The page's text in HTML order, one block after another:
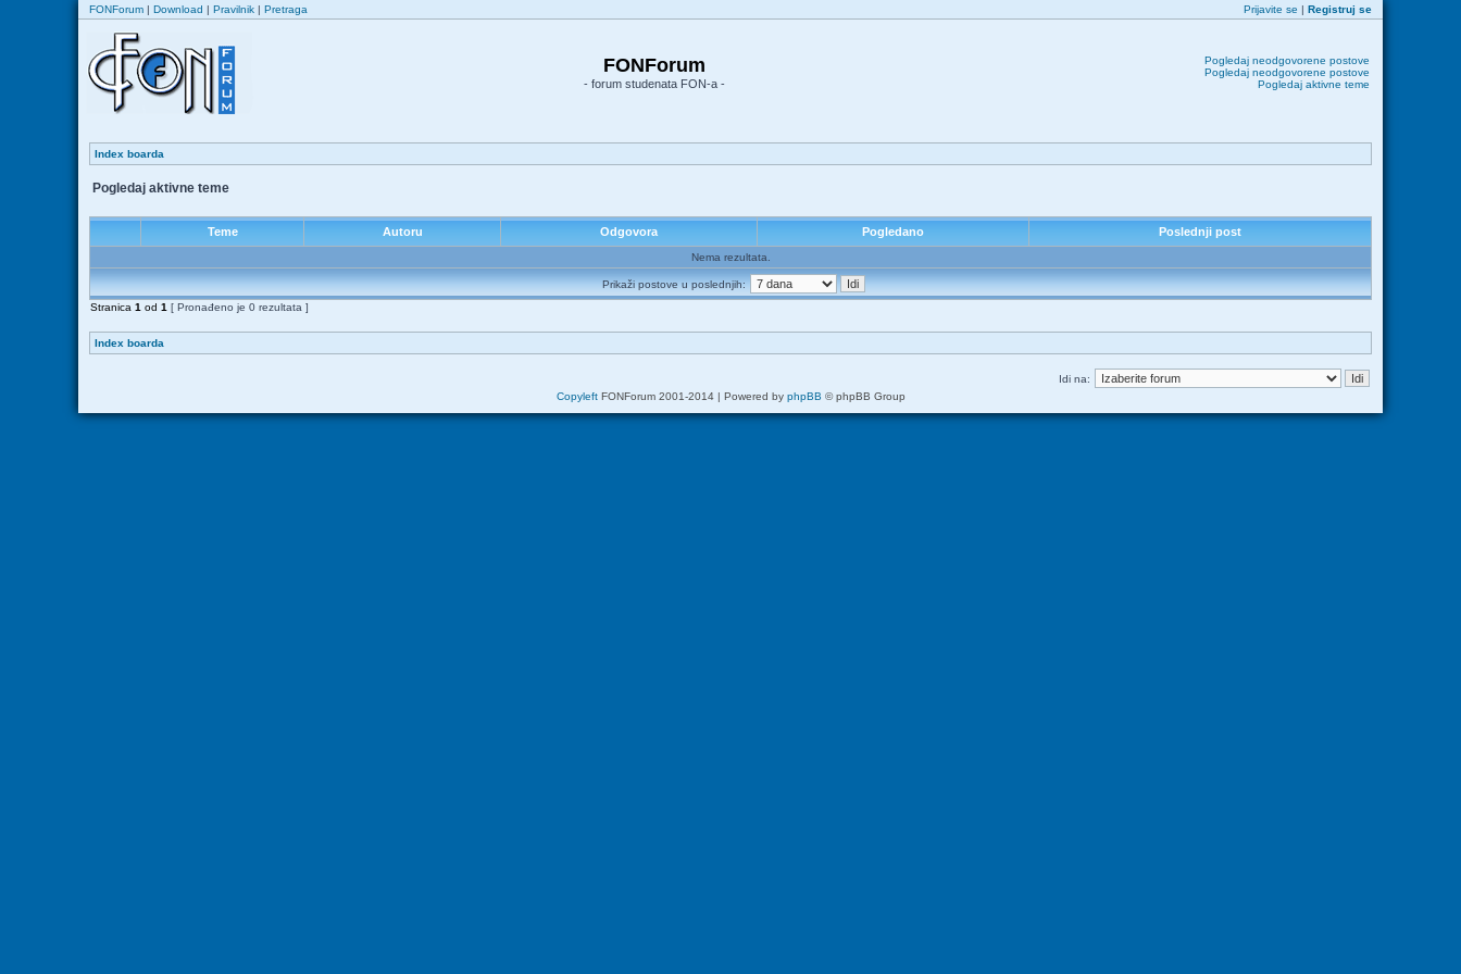
FONForum | Download | Pravilnik | Pretraga Prijavite se | Registruj se
FONForum
- forum studenata FON-a -
Pogledaj neodgovorene postove
Pogledaj neodgovorene postove
Pogledaj aktivne teme
Index boarda
Pogledaj aktivne teme
Teme Autoru Odgovora Pogledano Poslednji post
Nema rezultata.
Prikaži postove u poslednjih:
Stranica 1 od 1 [ Pronađeno je 0 rezultata ]
Index boarda
Idi na:
CopyleftFONForum 2001-2014 | Powered by phpBB © phpBB Group